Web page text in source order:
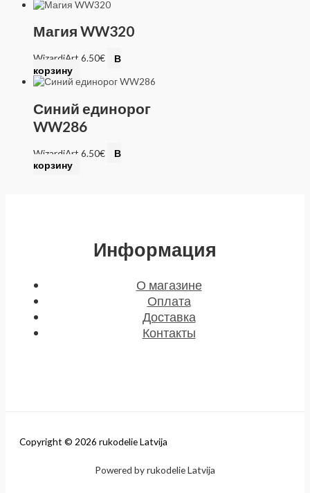
Магия WW320
WizardiArt 6.50€
В
корзину
Синий единорог
WW286
WizardiArt 6.50€
В
корзину
Информация
О магазине
Оплата
Доставка
Контакты
Copyright © 2026 rukodelie Latvija
Powered by rukodelie Latvija